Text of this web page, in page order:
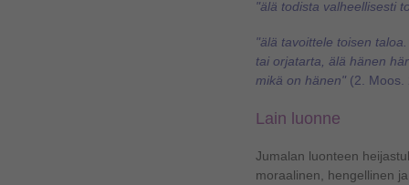
"älä todista valheellisesti
"älä tavoittele toisen
tai orjatarta, älä hänen
mikä on hänen" (2. Moos.
Lain luonne
Jumalan luonteen
moraalinen, hengellinen